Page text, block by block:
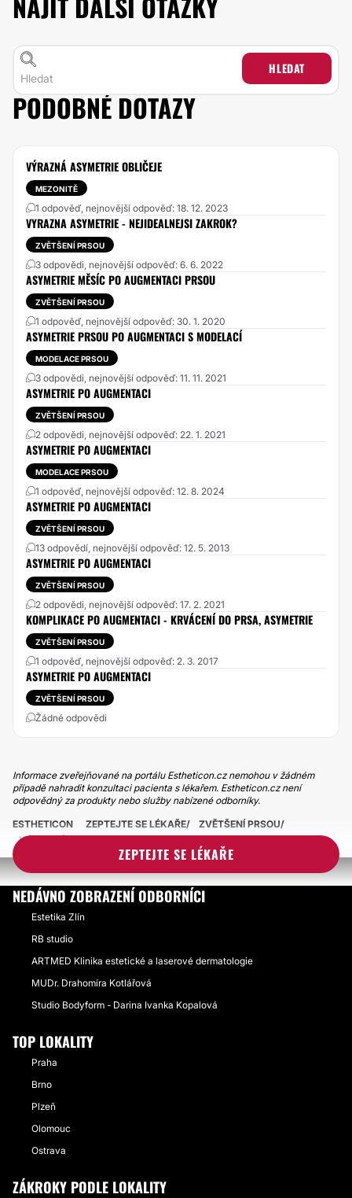
HLEDAT
PODOBNÉ DOTAZY
VÝRAZNÁ ASYMETRIE OBLIČEJE
MEZONITĚ
1 odpověď, nejnovější odpověď: 18. 12. 2023
VYRAZNA ASYMETRIE - NEJIDEALNEJSI ZAKROK?
ZVĚTŠENÍ PRSOU
3 odpovědi, nejnovější odpověď: 6. 6. 2022
ASYMETRIE MĚSÍC PO AUGMENTACI PRSOU
ZVĚTŠENÍ PRSOU
1 odpověď, nejnovější odpověď: 30. 1. 2020
ASYMETRIE PRSOU PO AUGMENTACI S MODELACÍ
MODELACE PRSOU
3 odpovědi, nejnovější odpověď: 11. 11. 2021
ASYMETRIE PO AUGMENTACI
ZVĚTŠENÍ PRSOU
2 odpovědi, nejnovější odpověď: 22. 1. 2021
ASYMETRIE PO AUGMENTACI
MODELACE PRSOU
1 odpověď, nejnovější odpověď: 12. 8. 2024
ASYMETRIE PO AUGMENTACI
ZVĚTŠENÍ PRSOU
13 odpovědí, nejnovější odpověď: 12. 5. 2013
ASYMETRIE PO AUGMENTACI
ZVĚTŠENÍ PRSOU
2 odpovědi, nejnovější odpověď: 17. 2. 2021
KOMPLIKACE PO AUGMENTACI - KRVÁCENÍ DO PRSA, ASYMETRIE
ZVĚTŠENÍ PRSOU
1 odpověď, nejnovější odpověď: 2. 3. 2017
ASYMETRIE PO AUGMENTACI
ZVĚTŠENÍ PRSOU
Žádné odpovědi
Informace zveřejňované na portálu Estheticon.cz nemohou v žádném
případě nahradit konzultaci pacienta s lékařem. Estheticon.cz není
odpovědný za produkty nebo služby nabízené odborníky.
ZEPTEJTE SE LÉKAŘE
ESTHETICON ZEPTEJTE SE LÉKAŘE
ZVĚTŠENÍ PRSOU
VÝRAZNÁ ASYMETRIE PO AUGMENTACI PRSOU
NEDÁVNO ZOBRAZENÍ ODBORNÍCI
Estetika Zlín
RB studio
ARTMED Klinika estetické a laserové dermatologie
MUDr. Drahomíra Kotlářová
Studio Bodyform - Darina Ivanka Kopalová
TOP LOKALITY
Praha
Brno
Plzeň
Olomouc
Ostrava
ZÁKROKY PODLE LOKALITY